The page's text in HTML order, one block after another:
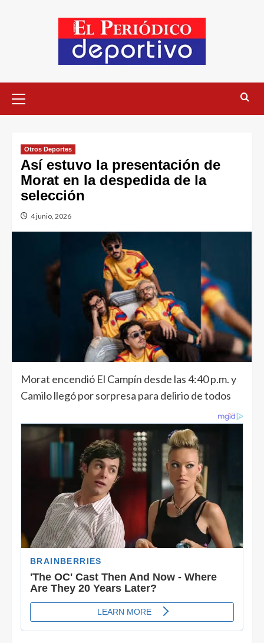
Otros Deportes
Así estuvo la presentación de
Morat en la despedida de la
selección
4 junio, 2026
Morat encendió El Campín desde las 4:40 p.m. y
Camilo llegó por sorpresa para delirio de todos